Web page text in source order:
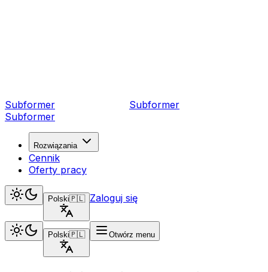
Subformer Subformer
Subformer
Rozwiązania
Cennik
Oferty pracy
Polski🇵🇱 Zaloguj się
Polski🇵🇱 Otwórz menu